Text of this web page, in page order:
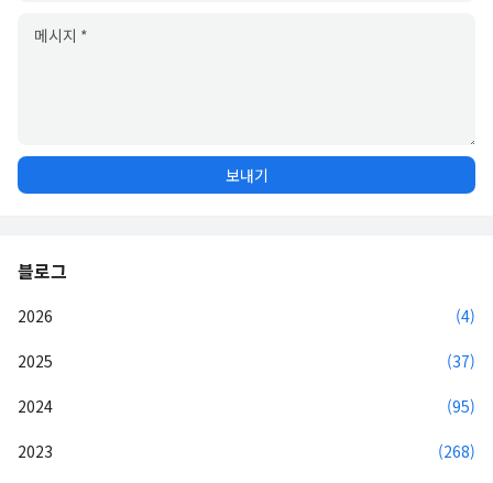
블로그
2026 (4)
2025 (37)
2024 (95)
2023 (268)